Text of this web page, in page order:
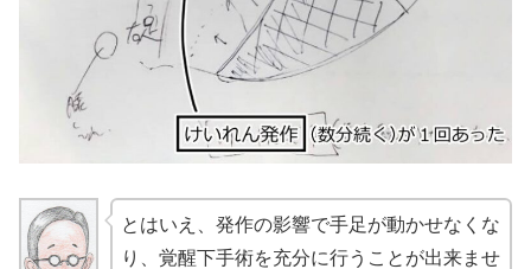
とはいえ、発作の影響で手足が動かせなくな
り、覚醒下手術を充分に行うことが出来ませ